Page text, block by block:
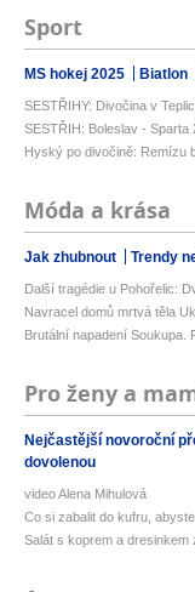
Sport
MS hokej 2025 Biatlon
SESTŘIHY: Divočina v
SESTŘIH: Boleslav - Sparta
Hyský po divočině: Remízu
Móda a krása
Jak zhubnout Trendy
Další tragédie u Pohořelic:
Navracel domů mrtvá těla
Brutální napadení Soukupa.
Pro ženy a
Nejčastější novoroční
dovolenou
video Alena Mihulová
Co si zabalit do kufru,
Salát s koprem a